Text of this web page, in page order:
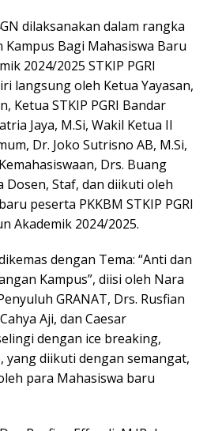
dilaksanakan dalam rangka
Kampus Bagi Mahasiswa Baru
2024/2025 STKIP PGRI
langsung oleh Ketua Yayasan,
Ketua STKIP PGRI Bandar
Jaya, M.Si, Wakil Ketua II
Dr. Joko Sutrisno AB, M.Si,
Drs. Buang
Dosen, Staf, dan diikuti oleh
peserta PKKBM STKIP PGRI
Akademik 2024/2025.
dengan Tema: “Anti dan
Kampus”, diisi oleh Nara
GRANAT, Drs. Rusfian
Aji, dan Caesar
dengan ice breaking,
yang diikuti dengan semangat,
para Mahasiswa baru